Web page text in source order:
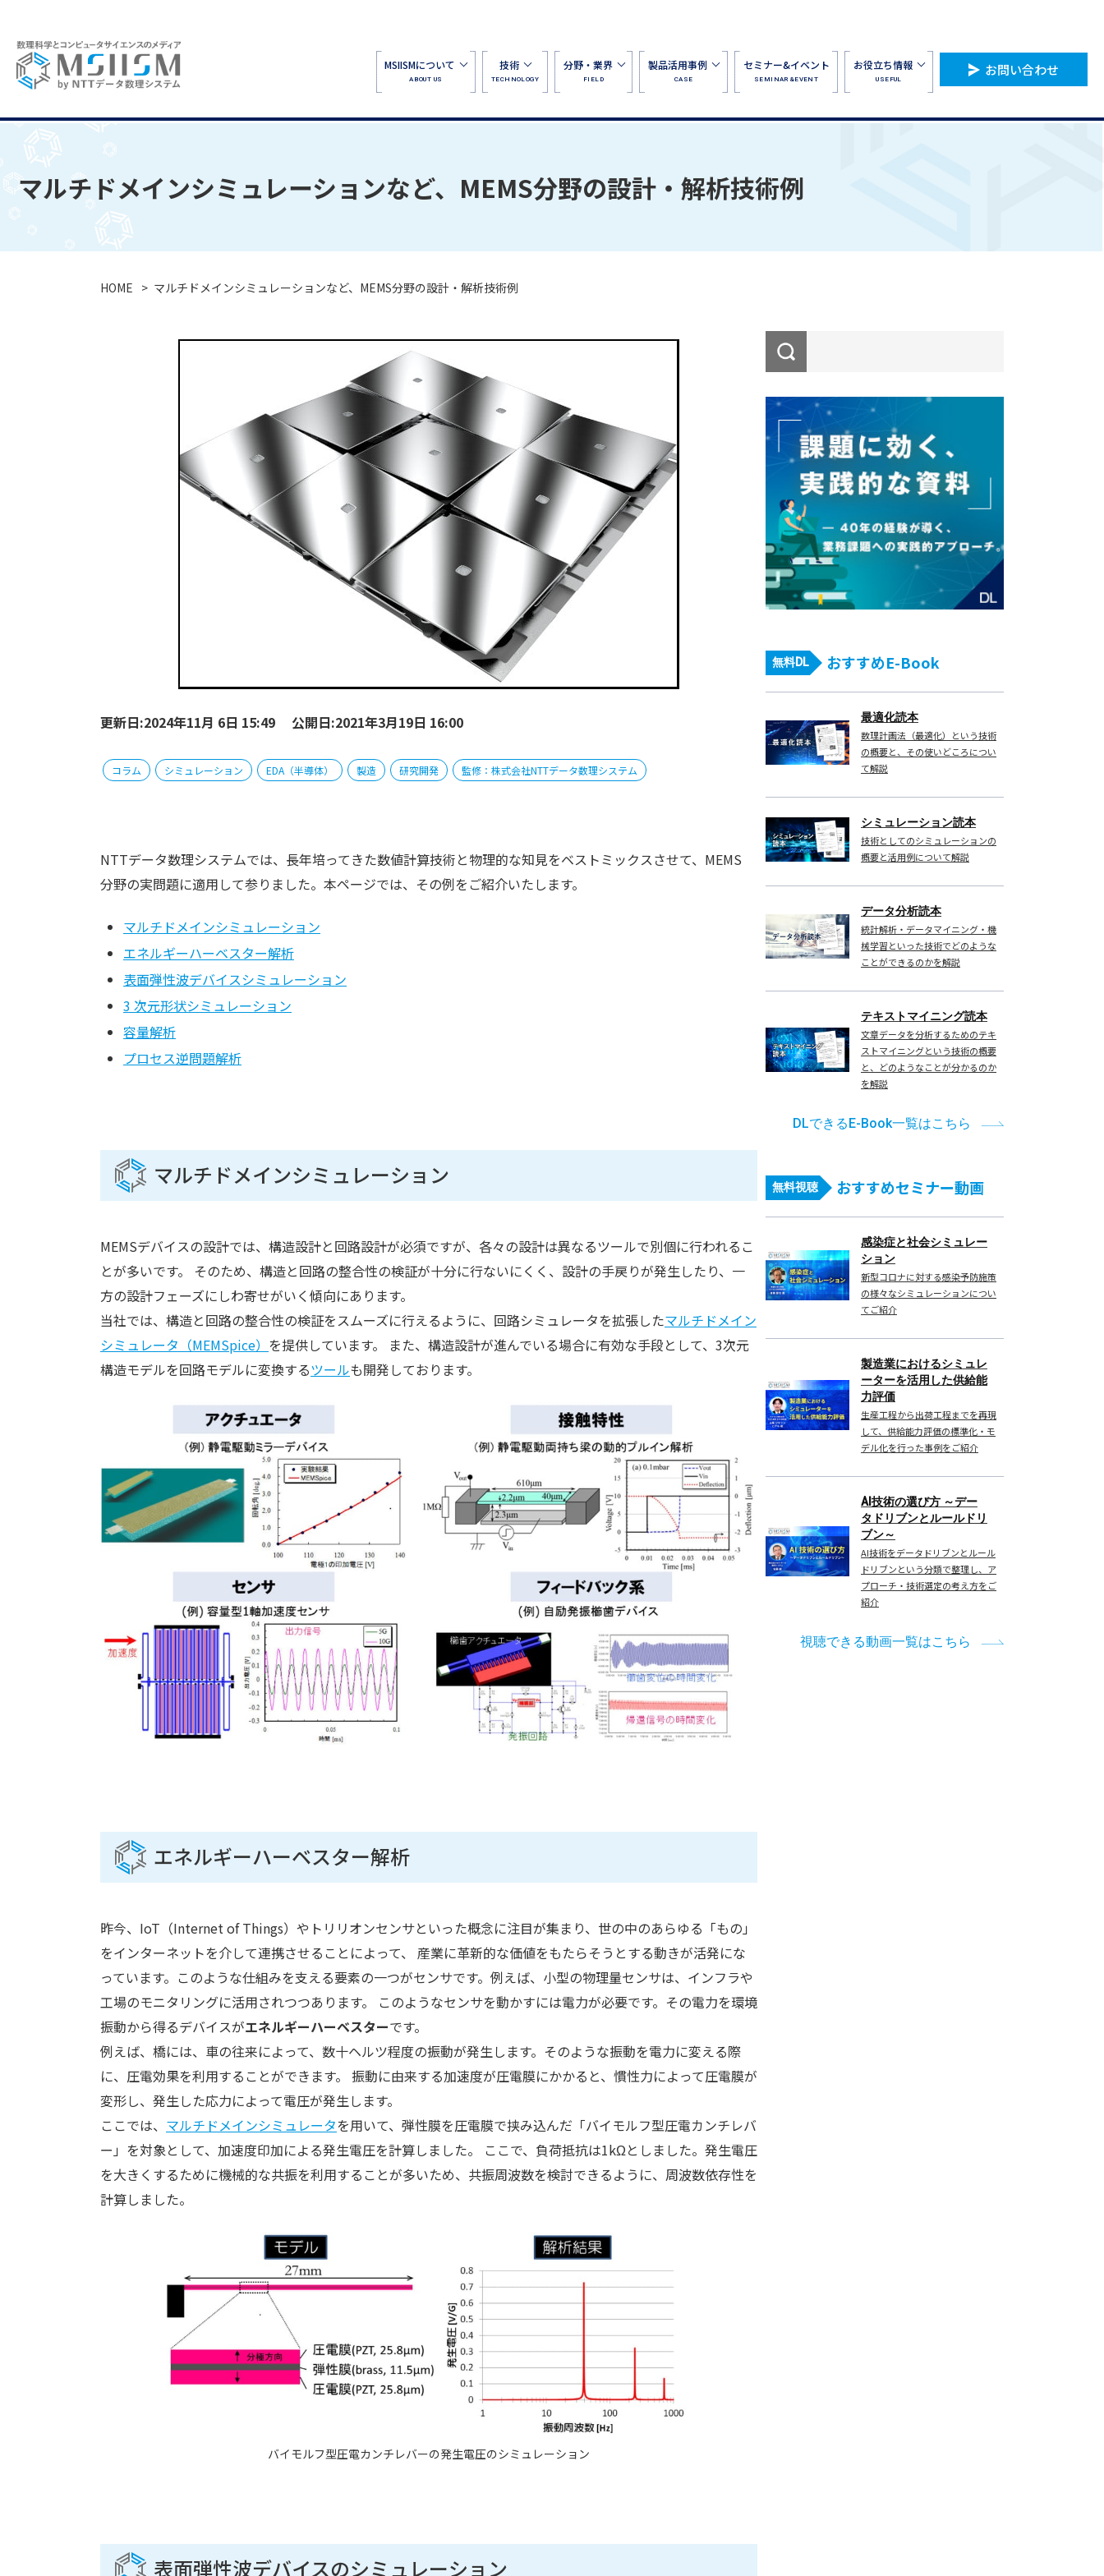
MSIISMについて
ABOUT US
技術
TECHNOLOGY
分野・業界
FIELD
製品活用事例
CASE
セミナー&イベント
SEMINAR&EVENT
お役立ち情報
USEFUL
お問い合わせ
マルチドメインシミュレーションなど、MEMS分野の設計・解析技術例
HOME マルチドメインシミュレーションなど、MEMS分野の設計・解析技術例
更新日:2024年11月 6日 15:49 公開日:2021年3月19日 16:00
コラム シミュレーション EDA（半導体） 製造 研究開発 監修：株式会社NTTデータ数理システム
NTTデータ数理システムでは、長年培ってきた数値計算技術と物理的な知見をベストミックスさせて、MEMS
分野の実問題に適用して参りました。本ページでは、その例をご紹介いたします。
マルチドメインシミュレーション
エネルギーハーベスター解析
表面弾性波デバイスシミュレーション
3 次元形状シミュレーション
容量解析
プロセス逆問題解析
マルチドメインシミュレーション
MEMSデバイスの設計では、構造設計と回路設計が必須ですが、各々の設計は異なるツールで別個に行われるこ
とが多いです。 そのため、構造と回路の整合性の検証が十分に行ないにくく、設計の手戻りが発生したり、一
方の設計フェーズにしわ寄せがいく傾向にあります。
当社では、構造と回路の整合性の検証をスムーズに行えるように、回路シミュレータを拡張したマルチドメイン
シミュレータ（MEMSpice） を提供しています。 また、構造設計が進んでいる場合に有効な手段として、3次元
構造モデルを回路モデルに変換するツールも開発しております。
エネルギーハーベスター解析
昨今、IoT（Internet of Things）やトリリオンセンサといった概念に注目が集まり、世の中のあらゆる「もの」
をインターネットを介して連携させることによって、 産業に革新的な価値をもたらそうとする動きが活発にな
っています。このような仕組みを支える要素の一つがセンサです。例えば、小型の物理量センサは、インフラや
工場のモニタリングに活用されつつあります。 このようなセンサを動かすには電力が必要です。その電力を環境
振動から得るデバイスがエネルギーハーベスターです。
例えば、橋には、車の往来によって、数十ヘルツ程度の振動が発生します。そのような振動を電力に変える際
に、圧電効果を利用することができます。 振動に由来する加速度が圧電膜にかかると、慣性力によって圧電膜が
変形し、発生した応力によって電圧が発生します。
ここでは、 マルチドメインシミュレータを用いて、弾性膜を圧電膜で挟み込んだ「バイモルフ型圧電カンチレバ
ー」を対象として、加速度印加による発生電圧を計算しました。 ここで、負荷抵抗は1kΩとしました。発生電圧
を大きくするために機械的な共振を利用することが多いため、共振周波数を検討できるように、周波数依存性を
計算しました。
バイモルフ型圧電カンチレバーの発生電圧のシミュレーション
表面弾性波デバイスのシミュレーション
無料DL おすすめE-Book
最適化読本
数理計画法（最適化）という技術
の概要と、その使いどころについ
て解説
シミュレーション読本
技術としてのシミュレーションの
概要と活用例について解説
データ分析読本
統計解析・データマイニング・機
械学習といった技術でどのような
ことができるのかを解説
テキストマイニング読本
文章データを分析するためのテキ
ストマイニングという技術の概要
と、どのようなことが分かるのか
を解説
DLできるE-Book一覧はこちら
無料視聴 おすすめセミナー動画
感染症と社会シミュレー
ション
新型コロナに対する感染予防施策
の様々なシミュレーションについ
てご紹介
製造業におけるシミュレ
ーターを活用した供給能
力評価
生産工程から出荷工程までを再現
して、供給能力評価の標準化・モ
デル化を行った事例をご紹介
AI技術の選び方 ～デー
タドリブンとルールドリ
ブン～
AI技術をデータドリブンとルール
ドリブンという分類で整理し、ア
プローチ・技術選定の考え方をご
紹介
視聴できる動画一覧はこちら